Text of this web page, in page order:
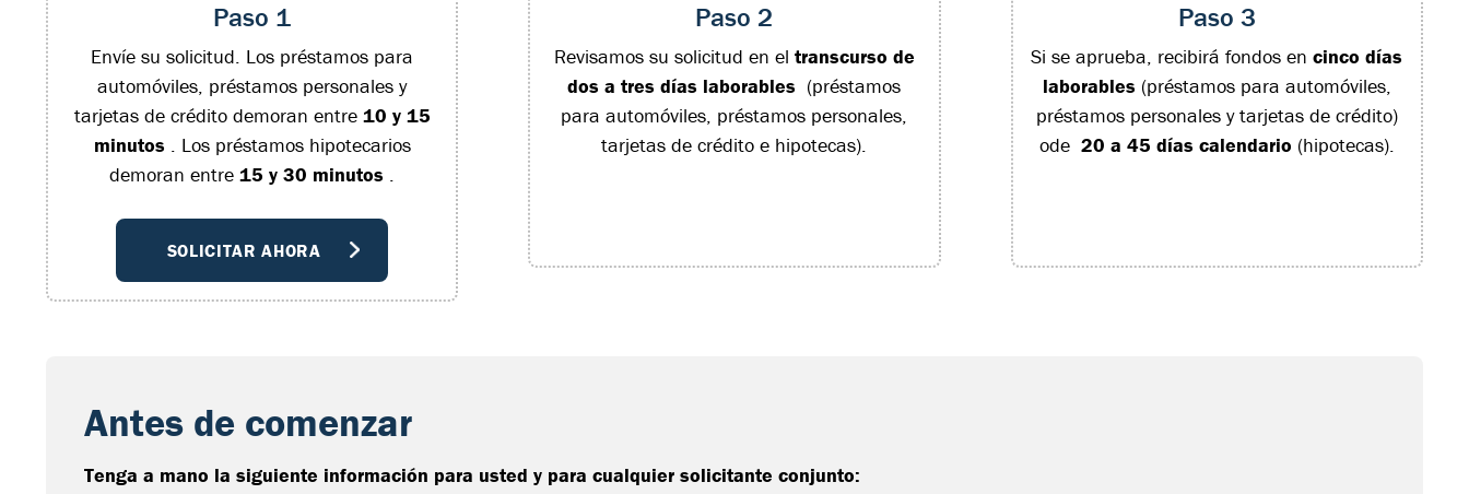
Paso 1
Envíe su solicitud. Los préstamos para
automóviles, préstamos personales y
tarjetas de crédito demoran entre 10 y 15
minutos . Los préstamos hipotecarios
demoran entre15 y 30 minutos .
SOLICITAR AHORA
Paso 2
Revisamos su solicitud en el transcurso de
dos a tres días laborables (préstamos
para automóviles, préstamos personales,
tarjetas de crédito e hipotecas).
Paso 3
Si se aprueba, recibirá fondos encinco días
laborables (préstamos para automóviles,
préstamos personales y tarjetas de crédito)
ode 20 a 45 días calendario (hipotecas).
Antes de comenzar
Tenga a mano la siguiente información para usted y para cualquier solicitante conjunto: